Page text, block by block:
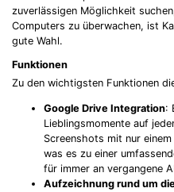
zuverlässigen Möglichkeit
Computers zu überwachen, ist
gute Wahl.
Funktionen
Zu den wichtigsten Funktionen
Google Drive Integration:
Lieblingsmomente auf
Screenshots mit nur
was es zu einer
für immer an vergangene
Aufzeichnung rund um